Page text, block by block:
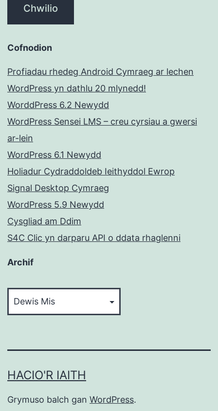
Cofnodion
Profiadau rhedeg Android Cymraeg ar lechen
WordPress yn dathlu 20 mlynedd!
WorddPress 6.2 Newydd
WordPress Sensei LMS – creu cyrsiau a gwersi
ar-lein
WordPress 6.1 Newydd
Holiadur Cydraddoldeb Ieithyddol Ewrop
Signal Desktop Cymraeg
WordPress 5.9 Newydd
Cysgliad am Ddim
S4C Clic yn darparu API o ddata rhaglenni
Archif
HACIO'R IAITH
Grymuso balch gan WordPress.